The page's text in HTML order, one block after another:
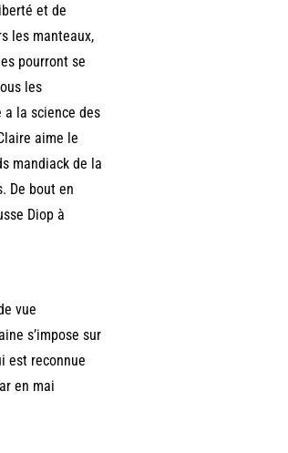
et de
les manteaux,
pourront se
les
a la science des
aime le
mandiack de la
De bout en
Diop à
vue
s’impose sur
est reconnue
en mai